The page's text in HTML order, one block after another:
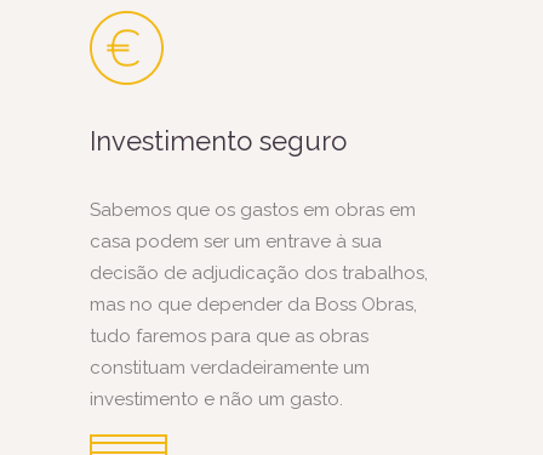
Investimento seguro
Sabemos que os gastos em obras em
casa podem ser um entrave à sua
decisão de adjudicação dos trabalhos,
mas no que depender da Boss Obras,
tudo faremos para que as obras
constituam verdadeiramente um
investimento e não um gasto.